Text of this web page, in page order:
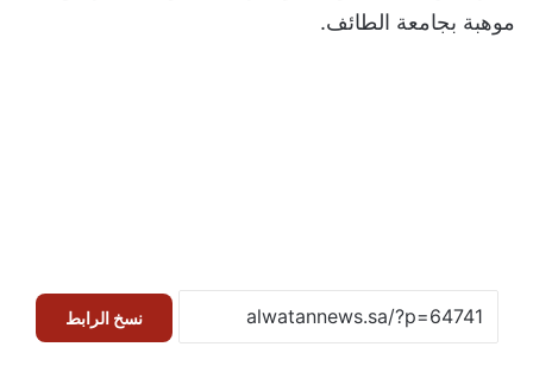
موهبة بجامعة الطائف.
نسخ الرابط